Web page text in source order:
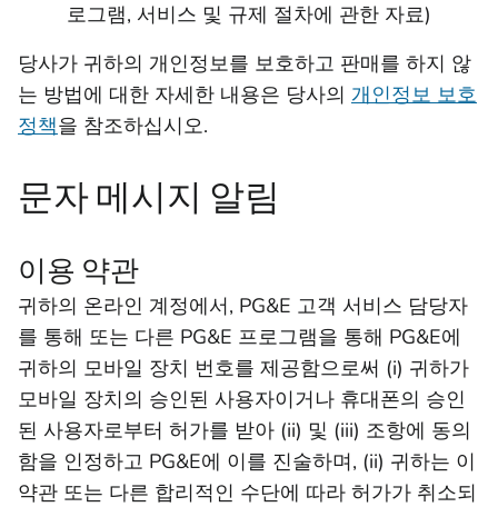
로그램, 서비스 및 규제 절차에 관한 자료)
당사가 귀하의 개인정보를 보호하고 판매를 하지 않
는 방법에 대한 자세한 내용은 당사의 개인정보 보호
정책을 참조하십시오.
문자 메시지 알림
이용 약관
귀하의 온라인 계정에서, PG&E 고객 서비스 담당자
를 통해 또는 다른 PG&E 프로그램을 통해 PG&E에
귀하의 모바일 장치 번호를 제공함으로써 (i) 귀하가
모바일 장치의 승인된 사용자이거나 휴대폰의 승인
된 사용자로부터 허가를 받아 (ii) 및 (iii) 조항에 동의
함을 인정하고 PG&E에 이를 진술하며, (ii) 귀하는 이
약관 또는 다른 합리적인 수단에 따라 허가가 취소되